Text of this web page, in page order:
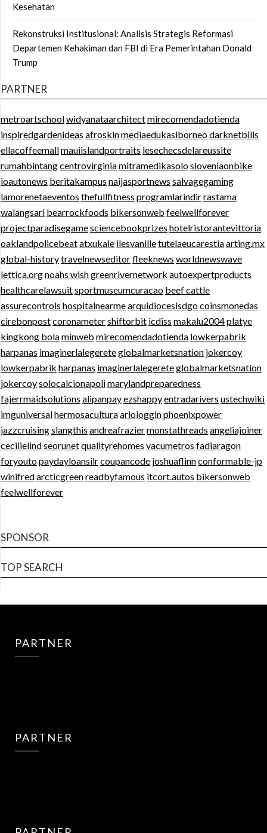
Kesehatan
Rekonstruksi Institusional: Analisis Strategis Reformasi
Departemen Kehakiman dan FBI di Era Pemerintahan Donald
Trump
PARTNER
metroartschoolwidyanataarchitectmirecomendadotienda
inspiredgardenideas afroskinmediaedukasiborneodarknetbills
ellacoffeemallmauiislandportraits lesechecsdelareussite
rumahbintangcentrovirginiamitramedikasolosloveniaonbike
ioautonews beritakampus naijasportnews salvagegaming
lamorenetaeventos thefullfitness programlarindirrastama
walangsari bearrockfoods bikersonweb feelwellforever
projectparadisegamesciencebookprizes hotelristorantevittoria
oaklandpolicebeatatxukale ilesvanilletutelaeucarestiaarting.mx
global-historytravelnewseditorfleeknews worldnewswave
lettica.orgnoahs wishgreenrivernetwork autoexpertproducts
healthcarelawsuitsportmuseumcuracao beef cattle
assurecontrols hospitalnearmearquidiocesisdgocoinsmonedas
cirebonpostcoronametershiftorbit icdiss makalu2004platye
kingkong bolaminweb mirecomendadotienda lowkerpabrik
harpanas imaginerlalegereteglobalmarketsnation jokercoy
lowkerpabrik harpanas imaginerlalegereteglobalmarketsnation
jokercoysolocalcionapolimarylandpreparedness
fajerrmaidsolutions alipanpayezshappyentradarivers ustechwiki
imguniversalhermosaculturaarlologginphoenixpower
jazzcruisingslangthis andreafraziermonstathreads angeliajoiner
cecilielindseorunetqualityrehomes vacumetros fadiaragon
foryoutopaydayloansilrcoupancode joshuaflinnconformable-jp
winifredarcticgreenreadbyfamous itcort.autos bikersonweb
feelwellforever
SPONSOR
TOP SEARCH
PARTNER
PARTNER